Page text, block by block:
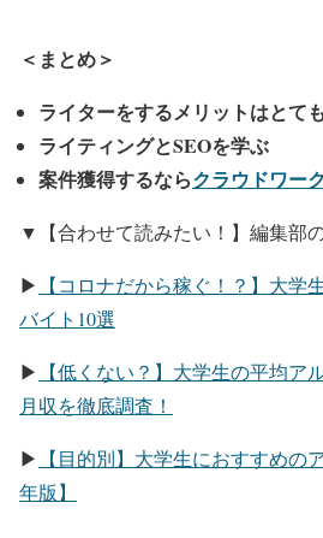
＜まとめ＞
ライターをするメリットはとて
ライティングとSEOを学ぶ
案件獲得するならクラウドワー
▼【合わせて読みたい！】編集部
▶︎
【コロナだから稼ぐ！？】大学
バイト10選
▶︎
【低くない？】大学生の平均ア
月収を徹底調査！
▶︎
【目的別】大学生におすすめの
年版】